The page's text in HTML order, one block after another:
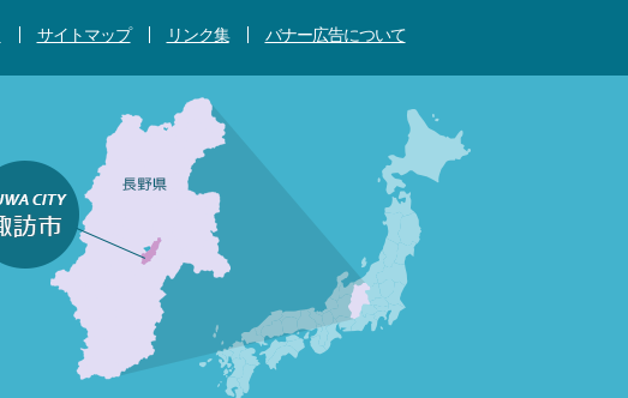
サイトマップ リンク集 バナー広告について